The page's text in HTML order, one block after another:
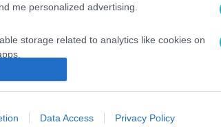
me personalized advertising.
storage related to analytics like cookies on
storage related to functionality of the website
storage related to personalization.
Data Access Privacy Policy